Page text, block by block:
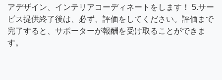
アデザイン、インテリアコーディネートをします！ 5.サー
ビス提供終了後は、必ず、評価をしてください。評価まで
完了すると、サポーターが報酬を受け取ることができま
す。